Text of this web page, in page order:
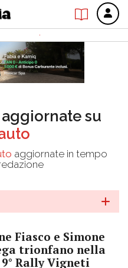
su
aggiornate in tempo
Fiasco e Simone
trionfano nella
Rally Vigneti